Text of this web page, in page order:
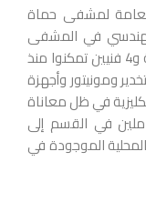
لمشفى حماة
في المشفى
الذي يضم مهندسا متخصصا بالأجهزة الطبية و4 فنيين تمكنوا منذ
ومونيتور وأجهزة
في ظل معاناة
في القسم إلى
الموجودة في